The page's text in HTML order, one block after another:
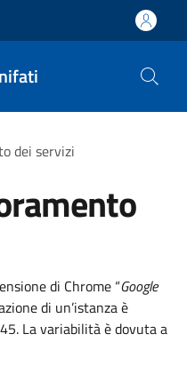
dei servizi
di Chrome “Google
di un’istanza è
La variabilità è dovuta a